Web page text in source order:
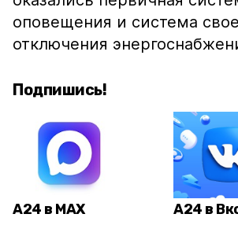
оповещения и система
отключения
Подпишись!
А24 в MAX А24 в